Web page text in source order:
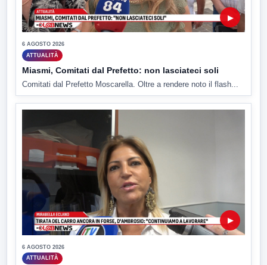
▶
6 AGOSTO 2026
ATTUALITÀ
Miasmi, Comitati dal Prefetto: non lasciateci soli
Comitati dal Prefetto Moscarella. Oltre a rendere noto il flash...
▶
6 AGOSTO 2026
ATTUALITÀ